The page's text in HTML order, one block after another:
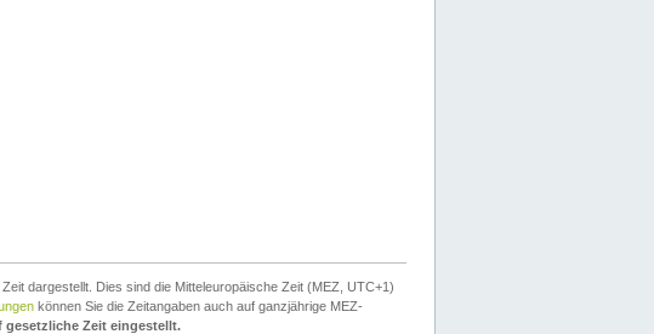
dargestellt. Dies sind die Mitteleuropäische Zeit (MEZ, UTC+1)
können Sie die Zeitangaben auch auf ganzjährige MEZ-
gesetzliche Zeit eingestellt.